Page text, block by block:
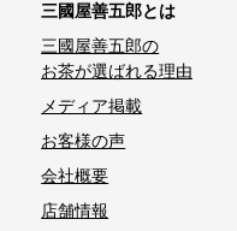
三國屋善五郎とは
三國屋善五郎の
お茶が選ばれる理由
メディア掲載
お客様の声
会社概要
店舗情報